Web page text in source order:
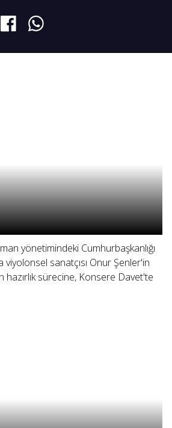
yönetimindeki Cumhurbaşkanlığı
viyolonsel sanatçısı Onur Şenler'in
hazırlık sürecine, Konsere Davet'te